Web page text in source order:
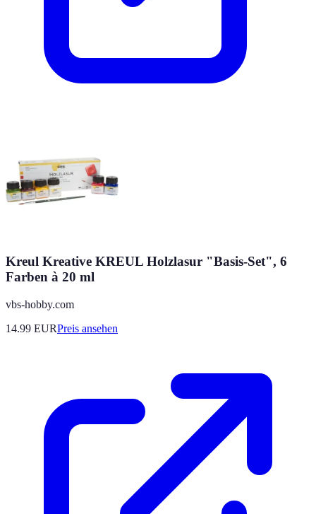
Kreul Kreative KREUL Holzlasur "Basis-Set", 6
Farben à 20 ml
vbs-hobby.com
14.99 EURPreis ansehen